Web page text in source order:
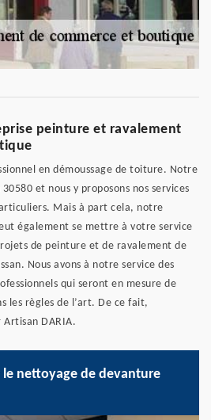
peinture et ravalement
en démoussage de toiture. Notre
et nous y proposons nos services
Mais à part cela, notre
également se mettre à votre service
de peinture et de ravalement de
Nous avons à notre service des
qui seront en mesure de
les règles de l’art. De ce fait,
Artisan DARIA.
le nettoyage de devanture